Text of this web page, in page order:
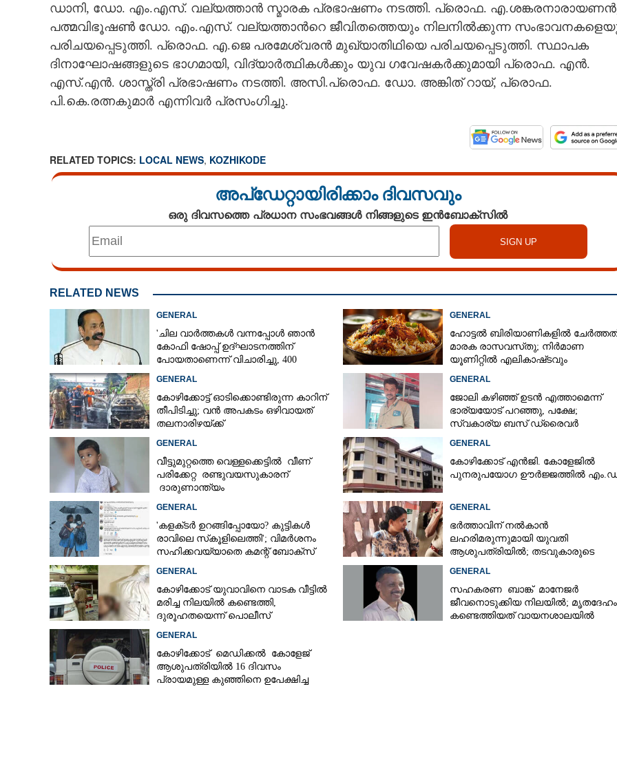
CONTACT US
ഡാനി, ഡോ. എം.എസ്. വല്യത്താന്‍ സ്മാരക പ്രഭാഷണം നടത്തി. പ്രൊഫ.
പത്മവിഭൂഷൺ ഡോ. എം.എസ്. വല്യത്താന്‍റെ ജീവിതത്തെയും നിലനിൽക്കുന്ന
പരിചയപ്പെടുത്തി. പ്രൊഫ. എ.ജെ പരമേശ്വരൻ മുഖ്യാതിഥിയെ പരിചയപ്പെടുത്തി. സ്ഥാപക
ദിനാഘോഷങ്ങളുടെ ഭാഗമായി, വിദ്യാർത്ഥികൾക്കും യുവ ഗവേഷകർക്കുമായി പ്രൊഫ. എന്‍.
എസ്.എന്‍. ശാസ്ത്രി പ്രഭാഷണം നടത്തി. അസി.പ്രൊഫ. ഡോ. അങ്കിത് റായ്, പ്രൊഫ.
പി.കെ.രത്നകുമാർ എന്നിവർ പ്രസംഗിച്ചു.
RELATED TOPICS: LOCAL NEWS, KOZHIKODE
അപ്ഡേറ്റായിരിക്കാം ദിവസവും
ഒരു ദിവസത്തെ പ്രധാന സംഭവങ്ങൾ നിങ്ങളുടെ ഇൻബോക്സിൽ
RELATED NEWS
GENERAL
'ചില വാർത്തകൾ വന്നപ്പോൾ ഞാൻ
കോഫി ഷോപ്പ് ഉദ്ഘാടനത്തിന്
പോയതാണെന്ന് വിചാരിച്ചു, 400
GENERAL
ഹോട്ടൽ ബിരിയാണികളിൽ ചേർത്തത്
മാരക രാസവസ്‌തു; നിർമാണ
യൂണിറ്റിൽ എലികാഷ്‌ടവും
GENERAL
കോഴിക്കോട്ട് ഓടിക്കൊണ്ടിരുന്ന കാറിന്
തീപിടിച്ചു; വൻ അപകടം ഒഴിവായത്
തലനാരിഴയ്ക്ക്
GENERAL
ജോലി കഴിഞ്ഞ് ഉടൻ എത്താമെന്ന്
ഭാര്യയോട് പറഞ്ഞു, പക്ഷേ;
സ്വകാര്യ ബസ് ഡ്രൈവ‌ർ
GENERAL
വീട്ടുമുറ്റത്തെ വെള്ളക്കെട്ടിൽ വീണ്
പരിക്കേറ്റ രണ്ടുവയസുകാരന്
ദാരുണാന്ത്യം
GENERAL
കോഴിക്കോട് എൻജി. കോളേജിൽ
പുനരുപയോഗ ഊർജ്ജത്തിൽ
GENERAL
'കളക്‌ടർ ഉറങ്ങിപ്പോയോ? കുട്ടികൾ
രാവിലെ സ്‌കൂളിലെത്തി'; വിമർശനം
സഹിക്കവയ്യാതെ കമന്റ് ബോക്‌സ്
GENERAL
ഭർത്താവിന് നൽകാൻ
ലഹരിമരുന്നുമായി യുവതി
ആശുപത്രിയിൽ; തടവുകാരുടെ
GENERAL
കോഴിക്കോട് യുവാവിനെ വാടക വീട്ടിൽ
മരിച്ച നിലയിൽ കണ്ടെത്തി,
ദുരൂഹതയെന്ന് പൊലീസ്
GENERAL
സഹകരണ ബാങ്ക് മാനേജർ
ജീവനൊടുക്കിയ നിലയിൽ; മൃതദേഹം
കണ്ടെത്തിയത് വായനശാലയിൽ
GENERAL
കോഴിക്കോട് മെഡിക്കൽ കോളേജ്
ആശുപത്രിയിൽ 16 ദിവസം
പ്രായമുള്ള കുഞ്ഞിനെ ഉപേക്ഷിച്ച